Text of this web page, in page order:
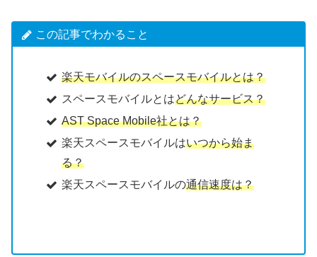
この記事でわかること
楽天モバイルのスペースモバイルとは？
スペースモバイルとはどんなサービス？
AST Space Mobile社とは？
楽天スペースモバイルはいつから始ま
る？
楽天スペースモバイルの通信速度は？